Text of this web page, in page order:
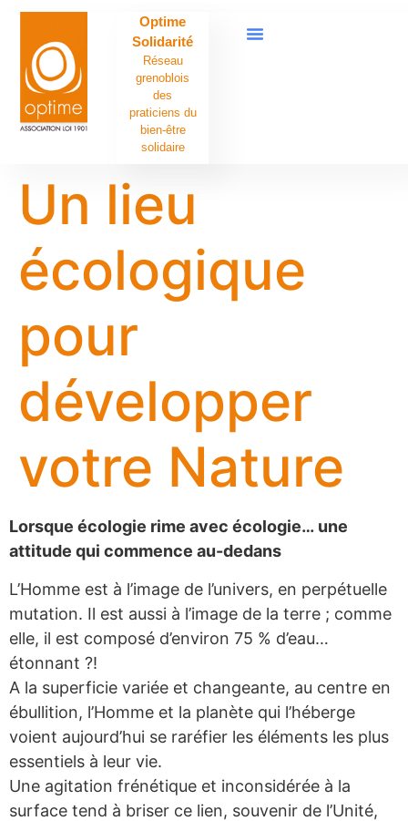
Optime
Solidarité
Réseau
grenoblois
des
praticiens du
bien-être
solidaire
Un lieu
écologique
pour
développer
votre Nature
Lorsque écologie rime avec écologie… une
attitude qui commence au-dedans
L’Homme est à l’image de l’univers, en perpétuelle
mutation. Il est aussi à l’image de la terre ; comme
elle, il est composé d’environ 75 % d’eau…
étonnant ?!
A la superficie variée et changeante, au centre en
ébullition, l’Homme et la planète qui l’héberge
voient aujourd’hui se raréfier les éléments les plus
essentiels à leur vie.
Une agitation frénétique et inconsidérée à la
surface tend à briser ce lien, souvenir de l’Unité,